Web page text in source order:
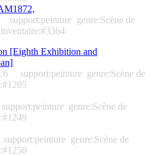
support:peinture genre:Scène de
inventaire:#3364
[Eighth Exhibition and
support:peinture genre:Scène de
support:peinture genre:Scène de
support:peinture genre:Scène de